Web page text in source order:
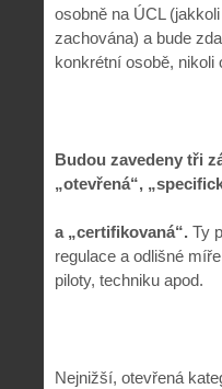
osobně na ÚCL
zachována) a bude
konkrétní osobě, nikoli
Budou zavedeny tři
„otevřená“,
a „certifikovaná“. Ty
regulace a odlišné
piloty, techniku apod.
Nejnižší, otevřená